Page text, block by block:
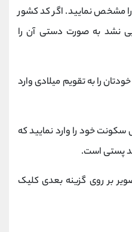
مشخص نمایید. اگر کد کشور
نشد به صورت دستی آن را
را به تقویم میلادی وارد
خود را وارد نمایید که
پستی است.
بر روی گزینه بعدی کلیک